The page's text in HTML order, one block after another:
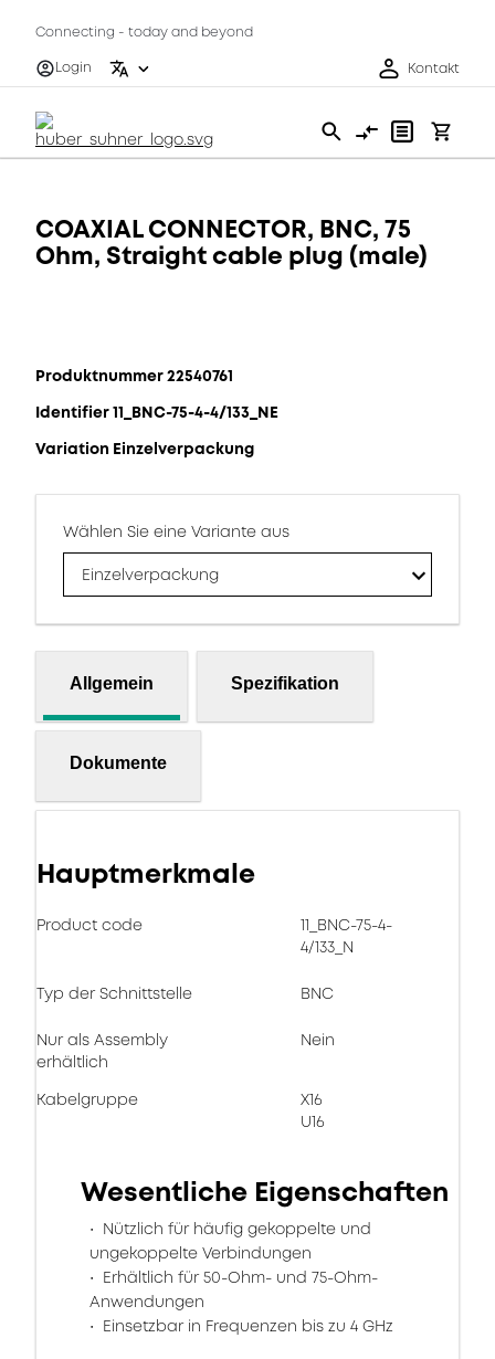
Connecting - today and beyond
Login
Kontakt
COAXIAL CONNECTOR, BNC, 75
Ohm, Straight cable plug (male)
Produktnummer 22540761
Identifier 11_BNC-75-4-4/133_NE
Variation Einzelverpackung
Wählen Sie eine Variante aus
Einzelverpackung
Allgemein Spezifikation
Dokumente
Hauptmerkmale
Product code
11_BNC-75-4-
4/133_N
Typ der Schnittstelle BNC
Nur als Assembly
erhältlich
Nein
Kabelgruppe
X16
U16
Wesentliche Eigenschaften
Nützlich für häufig gekoppelte und
ungekoppelte Verbindungen
Erhältlich für 50-Ohm- und 75-Ohm-
Anwendungen
Einsetzbar in Frequenzen bis zu 4 GHz